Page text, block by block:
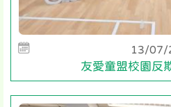
13/07/
友愛童盟校園反